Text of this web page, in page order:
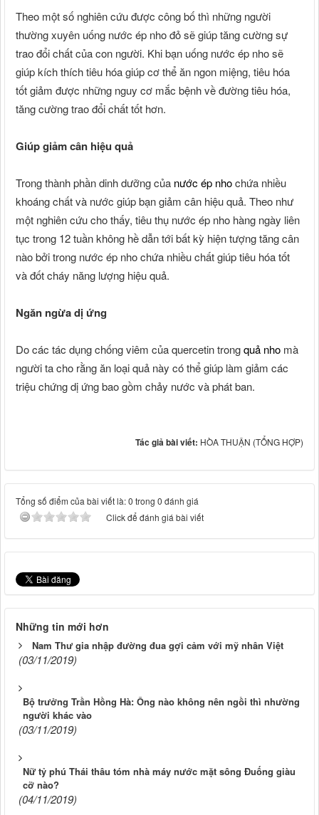
Theo một số nghiên cứu được công bố thì những người
thường xuyên uống nước ép nho đỏ sẽ giúp tăng cường sự
trao đổi chất của con người. Khi bạn uống nước ép nho sẽ
giúp kích thích tiêu hóa giúp cơ thể ăn ngon miệng, tiêu hóa
tốt giảm được những nguy cơ mắc bệnh về đường tiêu hóa,
tăng cường trao đổi chất tốt hơn.
Giúp giảm cân hiệu quả
Trong thành phần dinh dưỡng của nước ép nhochứa nhiều
khoáng chất và nước giúp bạn giảm cân hiệu quả. Theo như
một nghiên cứu cho thấy, tiêu thụ nước ép nho hàng ngày liên
tục trong 12 tuần không hề dẫn tới bất kỳ hiện tượng tăng cân
nào bởi trong nước ép nho chứa nhiều chất giúp tiêu hóa tốt
và đốt cháy năng lượng hiệu quả.
Ngăn ngừa dị ứng
Do các tác dụng chống viêm của quercetin trongquả nho mà
người ta cho rằng ăn loại quả này có thể giúp làm giảm các
triệu chứng dị ứng bao gồm chảy nước và phát ban.
Tác giả bài viết: HÒA THUẬN (TỔNG HỢP)
Tổng số điểm của bài viết là: 0 trong 0 đánh giá
Click để đánh giá bài viết
Những tin mới hơn
Nam Thư gia nhập đường đua gợi cảm với mỹ nhân Việt
(03/11/2019)
Bộ trưởng Trần Hồng Hà: Ông nào không nên ngồi thì nhường
người khác vào
(03/11/2019)
Nữ tỷ phú Thái thâu tóm nhà máy nước mặt sông Đuống giàu
cỡ nào?
(04/11/2019)